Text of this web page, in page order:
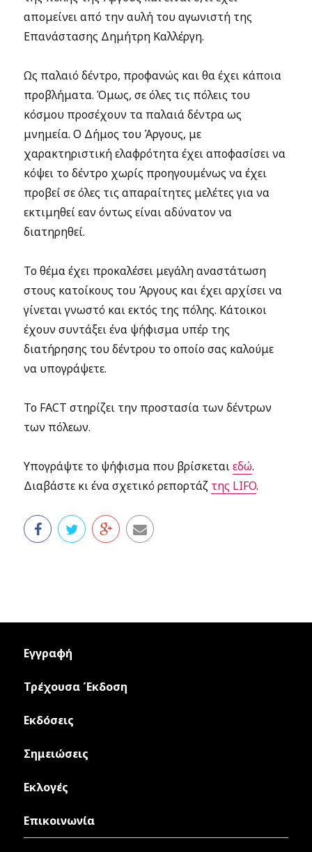
απομείνει από την αυλή του αγωνιστή της
Επανάστασης Δημήτρη Καλλέργη.
Ως παλαιό δέντρο, προφανώς και θα έχει κάποια
προβλήματα. Όμως, σε όλες τις πόλεις του
κόσμου προσέχουν τα παλαιά δέντρα ως
μνημεία. Ο Δήμος του Άργους, με
χαρακτηριστική ελαφρότητα έχει αποφασίσει να
κόψει το δέντρο χωρίς προηγουμένως να έχει
προβεί σε όλες τις απαραίτητες μελέτες για να
εκτιμηθεί εαν όντως είναι αδύνατον να
διατηρηθεί.
Το θέμα έχει προκαλέσει μεγάλη αναστάτωση
στους κατοίκους του Άργους και έχει αρχίσει να
γίνεται γνωστό και εκτός της πόλης. Κάτοικοι
έχουν συντάξει ένα ψήφισμα υπέρ της
διατήρησης του δέντρου το οποίο σας καλούμε
να υπογράψετε.
Το FACT στηρίζει την προστασία των δέντρων
των πόλεων.
Υπογράψτε το ψήφισμα που βρίσκεταιεδώ.
Διαβάστε κι ένα σχετικό ρεπορτάζ της LIFO.
Εγγραφή
Τρέχουσα Έκδοση
Εκδόσεις
Σημειώσεις
Εκλογές
Επικοινωνία